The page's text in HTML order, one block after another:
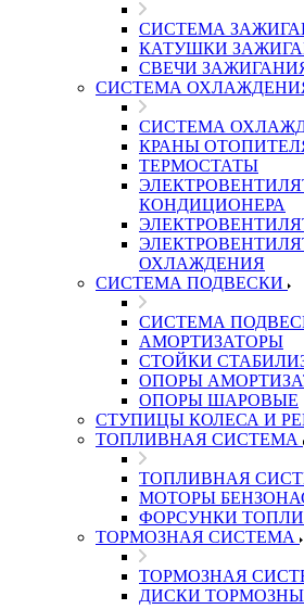
СИСТЕМА
КАТУШКИ
СВЕЧИ
СИСТЕМА
СИСТЕМА
КРАНЫ
ТЕРМОСТАТЫ
КОНДИЦИОНЕРА
ОХЛАЖДЕНИЯ
СИСТЕМА ПОДВЕСКИ
СИСТЕМА
АМОРТИЗАТОРЫ
СТОЙКИ
ОПОРЫ
ОПОРЫ ШАРОВЫЕ
СТУПИЦЫ КОЛЕСА И
ТОПЛИВНАЯ СИСТЕМА
ТОПЛИВНАЯ
МОТОРЫ
ФОРСУНКИ
ТОРМОЗНАЯ СИСТЕМА
ТОРМОЗНАЯ
ДИСКИ